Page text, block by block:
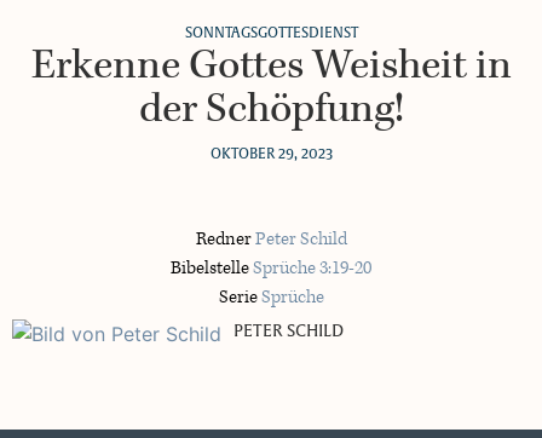
SONNTAGSGOTTESDIENST
Erkenne Gottes Weisheit in
der Schöpfung!
OKTOBER 29, 2023
RednerPeter Schild
BibelstelleSprüche 3:19-20
SerieSprüche
PETER SCHILD